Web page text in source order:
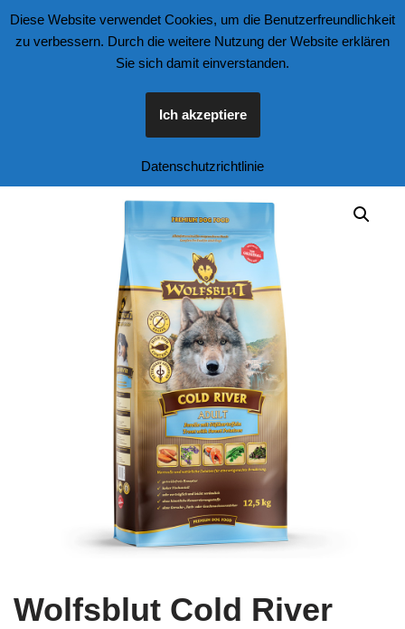
Zum
Wolfsblut Cold River
Diese Website verwendet Cookies, um die Benutzerfreundlichkeit
zu verbessern. Durch die weitere Nutzung der Website erklären
Sie sich damit einverstanden.
Ich akzeptiere
Datenschutzrichtlinie